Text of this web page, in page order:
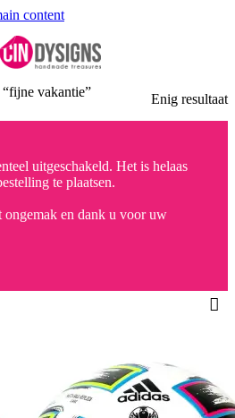
content
vakantie” Enig resultaat
uitgeschakeld. Het is helaas
te plaatsen.
ongemak en dank u voor uw